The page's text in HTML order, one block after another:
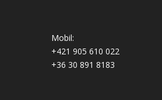
Mobil:
+421 905 610 022
+36 30 891 8183